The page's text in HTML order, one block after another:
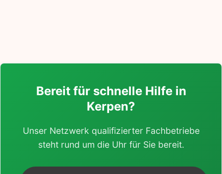
Bereit für schnelle Hilfe in
Kerpen?
Unser Netzwerk qualifizierter Fachbetriebe
steht rund um die Uhr für Sie bereit.